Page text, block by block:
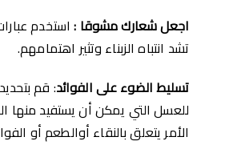
اجعل شعارك مشوقا :استخدم
تشد انتباه الزبناء وتثير اهتمامهم.
تسليط الضوء على الفوائد: قم
للعسل التي يمكن أن يستفيد منها
الأمر يتعلق بالنقاء أوالطعم أو